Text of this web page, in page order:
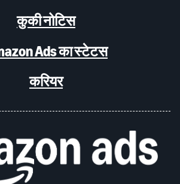
कुकी नोटिस
Ads का स्टेटस
करियर